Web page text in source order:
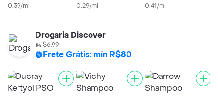
400ml
0.39/ml
5% Glicerina + 1%
Skincare LH-02 com
0.29/ml
400ml
0.41/ml
Drogaria Discover
$6.99
Frete Grátis: mín R$80